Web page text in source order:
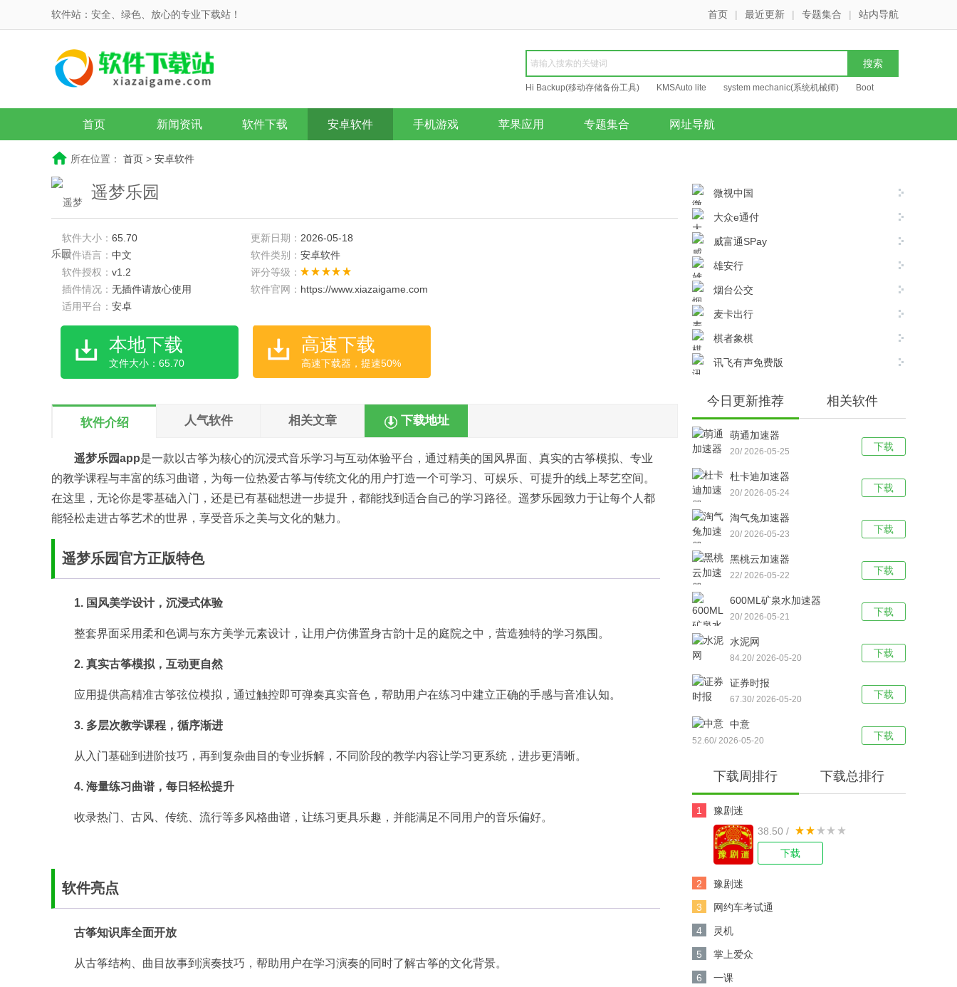
软件站：安全、绿色、放心的专业下载站！ 首页 | 最近更新 | 专题集合 | 站内导航
Hi Backup(移动存储备份工具) KMSAuto lite system mechanic(系统机械师) Boot
Repair
首页 新闻资讯 软件下载 安卓软件 手机游戏 苹果应用 专题集合 网址导航
所在位置： 首页 > 安卓软件
遥梦乐园
软件大小： 65.70 更新日期： 2026-05-18
软件语言： 中文 软件类别： 安卓软件
软件授权： v1.2
评分等级：
插件情况： 无插件请放心使用 软件官网： https://www.xiazaigame.com
适用平台： 安卓
本地下载
文件大小：65.70
高速下载
高速下载器，提速50%
软件介绍 人气软件 相关文章 下载地址
遥梦乐园app是一款以古筝为核心的沉浸式音乐学习与互动体验平台，通过精美的国风界面、真实的古筝模拟、专业
的教学课程与丰富的练习曲谱，为每一位热爱古筝与传统文化的用户打造一个可学习、可娱乐、可提升的线上琴艺空间。
在这里，无论你是零基础入门，还是已有基础想进一步提升，都能找到适合自己的学习路径。遥梦乐园致力于让每个人都
能轻松走进古筝艺术的世界，享受音乐之美与文化的魅力。
遥梦乐园官方正版特色
1. 国风美学设计，沉浸式体验
整套界面采用柔和色调与东方美学元素设计，让用户仿佛置身古韵十足的庭院之中，营造独特的学习氛围。
2. 真实古筝模拟，互动更自然
应用提供高精准古筝弦位模拟，通过触控即可弹奏真实音色，帮助用户在练习中建立正确的手感与音准认知。
3. 多层次教学课程，循序渐进
从入门基础到进阶技巧，再到复杂曲目的专业拆解，不同阶段的教学内容让学习更系统，进步更清晰。
4. 海量练习曲谱，每日轻松提升
收录热门、古风、传统、流行等多风格曲谱，让练习更具乐趣，并能满足不同用户的音乐偏好。
软件亮点
古筝知识库全面开放
从古筝结构、曲目故事到演奏技巧，帮助用户在学习演奏的同时了解古筝的文化背景。
微视中国
大众e通付
威富通SPay
雄安行
烟台公交
麦卡出行
棋者象棋
讯飞有声免费版
今日更新推荐 相关软件
下载
萌通加速器
20/ 2026-05-25
下载
杜卡迪加速器
20/ 2026-05-24
下载
淘气兔加速器
20/ 2026-05-23
下载
黑桃云加速器
22/ 2026-05-22
下载
600ML矿泉水加速器
20/ 2026-05-21
下载
水泥网
84.20/ 2026-05-20
下载
证券时报
67.30/ 2026-05-20
下载
中意
52.60/ 2026-05-20
下载周排行 下载总排行
1
豫剧迷
38.50 /
下载
2 豫剧迷
3 网约车考试通
4 灵机
5 掌上爱众
6 一课